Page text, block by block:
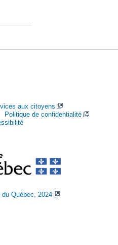
aux citoyens
Politique de confidentialité
Québec, 2024